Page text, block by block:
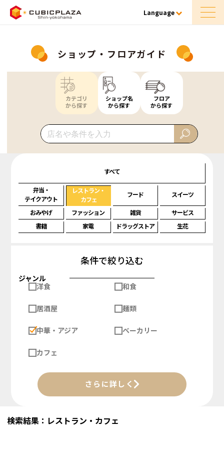
Language
ショップ・フロアガイド
カテゴリ
から探す
ショップ名
から探す
フロア
から探す
すべて
弁当・
テイクアウト
レストラン・
カフェ
フード スイーツ
おみやげ ファッション 雑貨
サービス
書籍
家電 ドラッグストア 生花
条件で絞り込む
ジャンル
洋食
和食
居酒屋 麺類
中華・アジア ベーカリー
カフェ
さらに詳しく
検索結果：レストラン・カフェ